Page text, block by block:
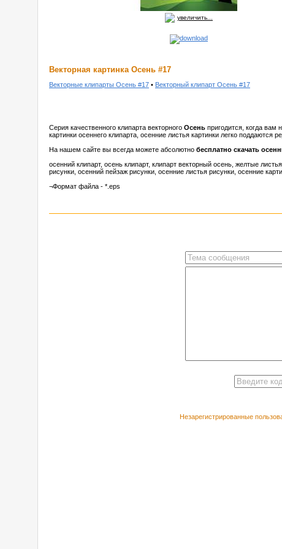
увеличить...
Векторная картинка Осень #17
Векторные клипарты Осень #17 • Векторный клипарт Осень #17
Серия качественного клипарта векторного Осень пригодится, когда вам
картинки осеннего клипарта, осенние листья картинки легко поддаются
На нашем сайте вы всегда можете абсолютно бесплатно скачать
осенний клипарт, осень клипарт, клипарт векторный осень, желтые
рисунки, осенний пейзаж рисунки, осенние листья рисунки, осенние
¬Формат файла - *.eps
Незарегистрированные